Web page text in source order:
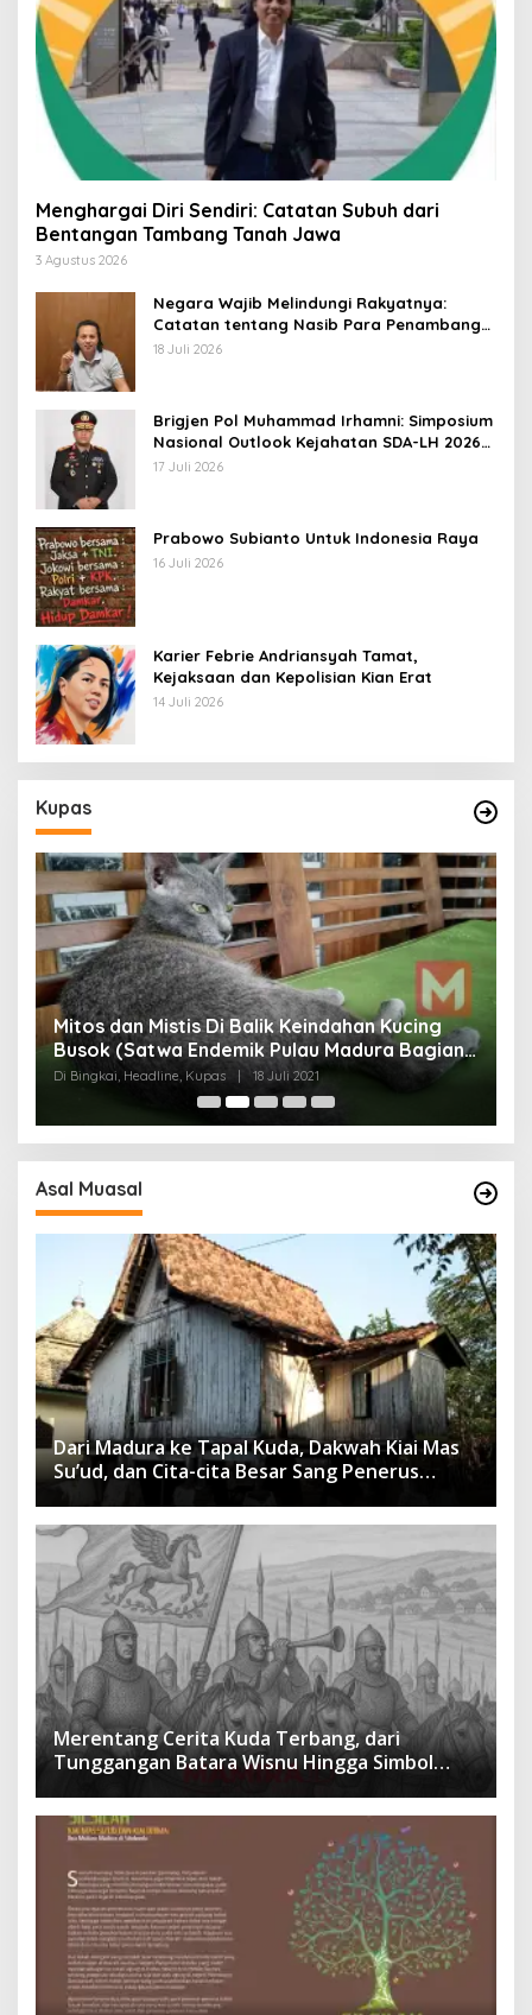
Menghargai Diri Sendiri: Catatan Subuh dari
Bentangan Tambang Tanah Jawa
3 Agustus 2026
Negara Wajib Melindungi Rakyatnya:
Catatan tentang Nasib Para Penambang
Belerang Kawah Ijen
18 Juli 2026
Brigjen Pol Muhammad Irhamni: Simposium
Nasional Outlook Kejahatan SDA-LH 2026–
2030 Beri Banyak Masukan Bagi APH
17 Juli 2026
Prabowo Subianto Untuk Indonesia Raya
16 Juli 2026
Karier Febrie Andriansyah Tamat,
Kejaksaan dan Kepolisian Kian Erat
14 Juli 2026
Kupas
Mitos dan Mistis Di Balik Keindahan Kucing
Busok (Satwa Endemik Pulau Madura Bagian
I)
Di Bingkai, Headline, Kupas | 18 Juli 2021
Asal Muasal
Dari Madura ke Tapal Kuda, Dakwah Kiai Mas
Su’ud, dan Cita-cita Besar Sang Penerus
Merentang Cerita Kuda Terbang, dari
Tunggangan Batara Wisnu Hingga Simbol